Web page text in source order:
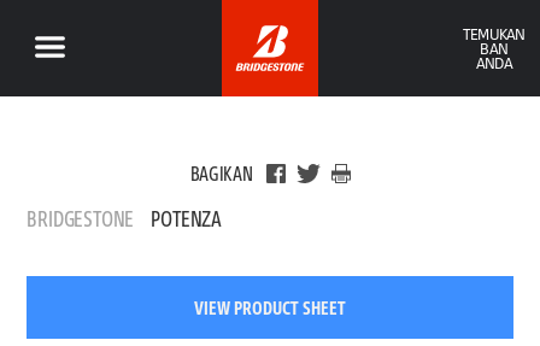
TEMUKAN
BAN
ANDA
BAGIKAN
BRIDGESTONE POTENZA
VIEW PRODUCT SHEET